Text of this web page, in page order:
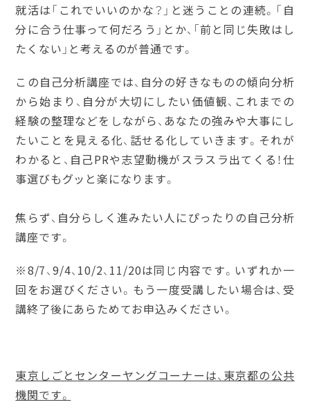
就活は「これでいいのかな？」と迷うことの連続。「自
分に合う仕事って何だろう」とか、「前と同じ失敗はし
たくない」と考えるのが普通です。
この自己分析講座では、自分の好きなものの傾向分析
から始まり、自分が大切にしたい価値観、これまでの
経験の整理などをしながら、あなたの強みや大事にし
たいことを見える化、話せる化していきます。それが
わかると、自己PRや志望動機がスラスラ出てくる！仕
事選びもグッと楽になります。
焦らず、自分らしく進みたい人にぴったりの自己分析
講座です。
※8/7、9/4、10/2、11/20は同じ内容です。いずれか一
回をお選びください。もう一度受講したい場合は、受
講終了後にあらためてお申込みください。
東京しごとセンターヤングコーナーは、東京都の公共
機関です。